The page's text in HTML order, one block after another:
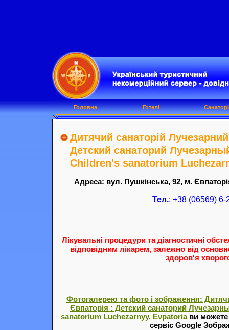
Дитячий санаторій
Детский санаторий
Children's sanatorium
Адреса: вул. Пушкінська, 92, м.
Тел.: +38 (06569) 6-
Лікувальні процедури та діагностичні
відповідним лікарем, залежно від
здоров'я
Фотогалерею та фото і зображення:
Євпаторія : Детский санаторий
sanatorium Luchezarnyy, Evpatoriaви можете
сервіс Google
Головна Готелі